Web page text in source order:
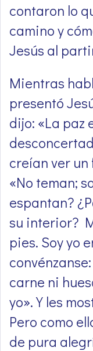
contaron lo
camino y
Jesús al
Mientras
presentó
dijo: «La paz
creían ver
«No teman;
espantan?
su interior?
pies. Soy yo
carne ni
yo». Y les
Pero como
de pura